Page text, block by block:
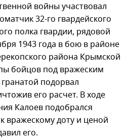
войны участвовал
32-го гвардейского
полка гвардии, рядовой
1943 года в бою в районе
района Крымской
бойцов под вражеским
подорвал
его расчет. В ходе
Калоев подобрался
вражескому доту и ценой
его.